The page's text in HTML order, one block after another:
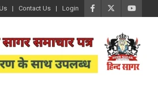
Contact Us Login